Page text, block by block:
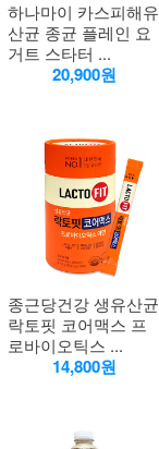
하나마이 카스피해유
산균 종균 플레인 요
거트 스타터 ...
20,900원
종근당건강 생유산균
락토핏 코어맥스 프
로바이오틱스 ...
14,800원